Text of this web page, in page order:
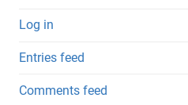
Log in
Entries feed
Comments feed